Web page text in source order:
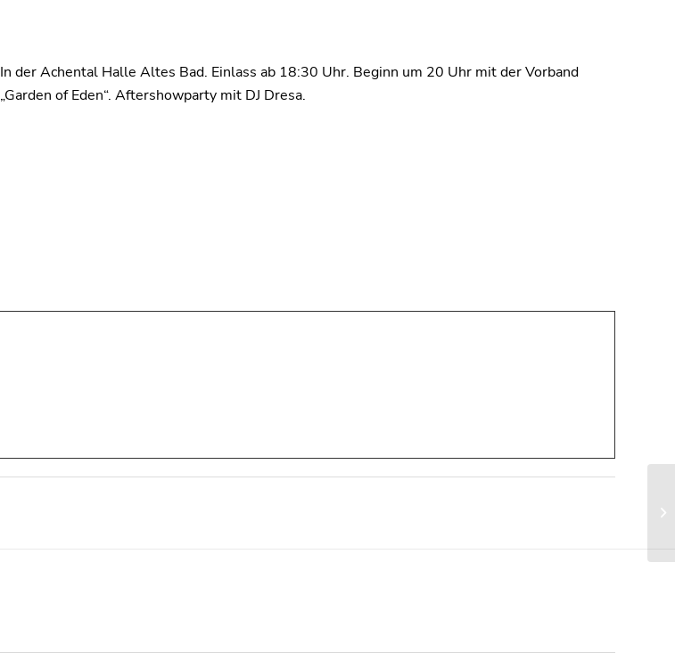
In der Achental Halle Altes Bad. Einlass ab 18:30 Uhr. Beginn um 20 Uhr mit der Vorband
„Garden of Eden“. Aftershowparty mit DJ Dresa.